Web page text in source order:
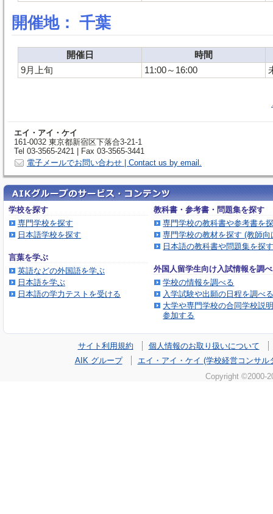
開催地： 千葉
開催日
時間
9月上旬
11:00～16:00
エイ・アイ・ケイ
161-0032 東京都新宿区下落合3-21-1
Tel 03-3565-2421 | Fax 03-3565-3441
電子メールでお問い合わせ | Contact us by email.
学校を探す
専門学校を探す
日本語学校を探す
言葉を学ぶ
英語などの外国語を学ぶ
日本語を学ぶ
日本語の学力テストを受ける
教科書・参考書・問題集を探す
専門学校の教科書や参考書を
専門学校の教材を探す (教師向
日本語の教科書や問題集を探
外国人留学生向け入試情報を調
学校の情報を調べる
入学試験や出願の日程を調べ
大学や専門学校の合同学校説
参加する
サイト利用規約
個人情報のお取り扱いについて
AIK グループ
エイ・アイ・ケイ (学校経営コンサル
Copyright ©2000-